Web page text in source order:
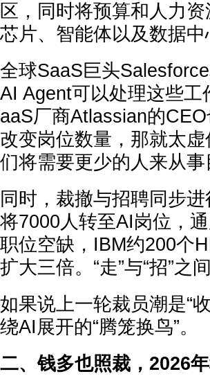
区，同时将预算和人力
芯片、智能体以及数据中
全球SaaS巨头
AI Agent可以处理这些工
aaS厂商Atlassian的
改变岗位数量，那就太虚
们将需要更少的人来从
同时， 裁撤与招聘同步进
将7000人转至AI岗位，
职位空缺，IBM约200个
扩大三倍。“走”与“招”
如果说上一轮裁员潮是“
绕AI展开的“腾笼换鸟”。
二、钱多也照裁，2026